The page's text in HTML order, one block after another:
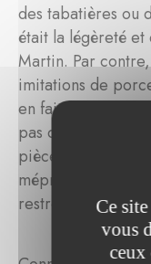
des tabatières ou
était la légèreté et
Martin. Par
imitations de
en faisait des
pas question de
pièces
méprisées en
restreint et de
Ce
vous
ceux